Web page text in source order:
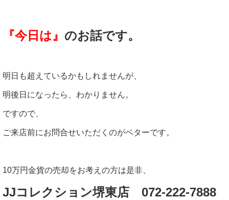
『今日は』 のお話です。
明日も超えているかもしれませんが、
明後日になったら、わかりません。
ですので、
ご来店前にお問合せいただくのがベターです。
10万円金貨の売却をお考えの方は是非、
JJコレクション堺東店 072-222-7888